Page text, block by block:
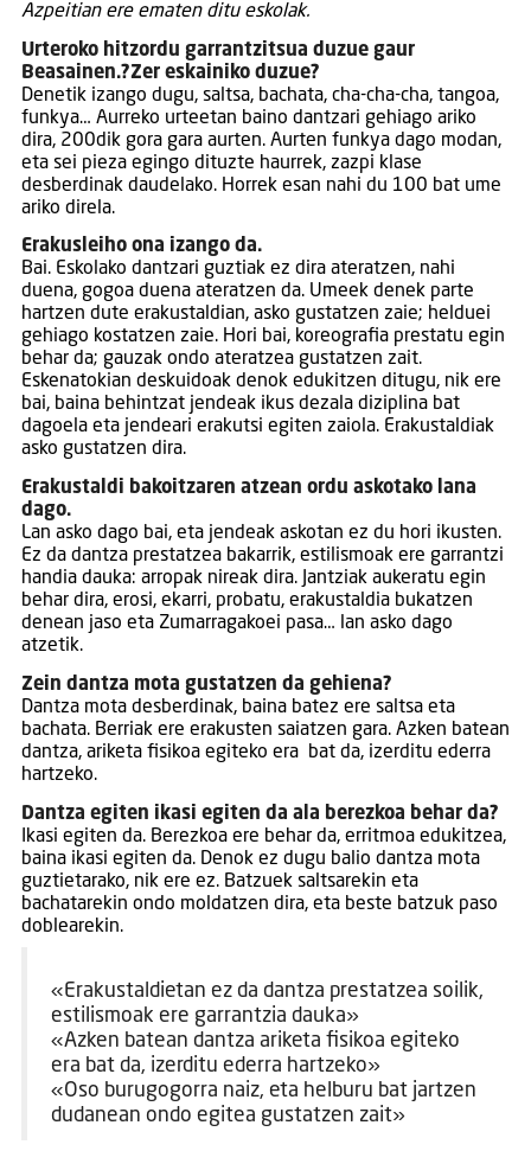
Azpeitian ere ematen ditu eskolak.
Urteroko hitzordu garrantzitsua duzue gaur
Beasainen.?Zer eskainiko duzue?
Denetik izango dugu, saltsa, bachata, cha-cha-cha, tangoa,
funkya… Aurreko urteetan baino dantzari gehiago ariko
dira, 200dik gora gara aurten. Aurten funkya dago modan,
eta sei pieza egingo dituzte haurrek, zazpi klase
desberdinak daudelako. Horrek esan nahi du 100 bat ume
ariko direla.
Erakusleiho ona izango da.
Bai. Eskolako dantzari guztiak ez dira ateratzen, nahi
duena, gogoa duena ateratzen da. Umeek denek parte
hartzen dute erakustaldian, asko gustatzen zaie; helduei
gehiago kostatzen zaie. Hori bai, koreografia prestatu egin
behar da; gauzak ondo ateratzea gustatzen zait.
Eskenatokian deskuidoak denok edukitzen ditugu, nik ere
bai, baina behintzat jendeak ikus dezala diziplina bat
dagoela eta jendeari erakutsi egiten zaiola. Erakustaldiak
asko gustatzen dira.
Erakustaldi bakoitzaren atzean ordu askotako lana
dago.
Lan asko dago bai, eta jendeak askotan ez du hori ikusten.
Ez da dantza prestatzea bakarrik, estilismoak ere garrantzi
handia dauka: arropak nireak dira. Jantziak aukeratu egin
behar dira, erosi, ekarri, probatu, erakustaldia bukatzen
denean jaso eta Zumarragakoei pasa… lan asko dago
atzetik.
Zein dantza mota gustatzen da gehiena?
Dantza mota desberdinak, baina batez ere saltsa eta
bachata. Berriak ere erakusten saiatzen gara. Azken batean
dantza, ariketa fisikoa egiteko era bat da, izerditu ederra
hartzeko.
Dantza egiten ikasi egiten da ala berezkoa behar da?
Ikasi egiten da. Berezkoa ere behar da, erritmoa edukitzea,
baina ikasi egiten da. Denok ez dugu balio dantza mota
guztietarako, nik ere ez. Batzuek saltsarekin eta
bachatarekin ondo moldatzen dira, eta beste batzuk paso
doblearekin.
«Erakustaldietan ez da dantza prestatzea soilik,
estilismoak ere garrantzia dauka»
«Azken batean dantza ariketa fisikoa egiteko
era bat da, izerditu ederra hartzeko»
«Oso burugogorra naiz, eta helburu bat jartzen
dudanean ondo egitea gustatzen zait»